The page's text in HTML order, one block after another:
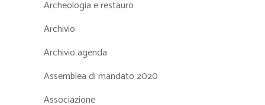
Archeologia e restauro
Archivio
Archivio agenda
Assemblea di mandato 2020
Associazione